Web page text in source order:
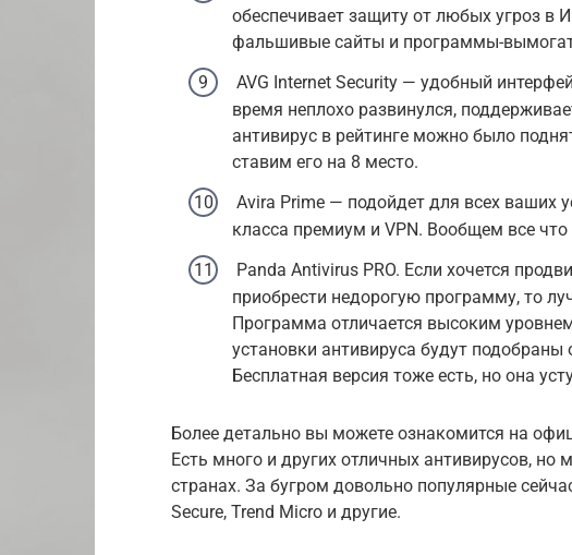
обеспечивает защиту от любых угроз в
фальшивые сайты и программы-
AVG Internet Security — удобный
время неплохо развинулся,
антивирус в рейтинге можно было
ставим его на 8 место.
Avira Prime — подойдет для всех ваших
класса премиум и VPN. Вообщем все
Panda Antivirus PRO. Если хочется
приобрести недорогую программу, то
Программа отличается высоким
установки антивируса будут
Бесплатная версия тоже есть, но она
Более детально вы можете ознакомится на
Есть много и других отличных антивирусов,
странах. За бугром довольно популярные
Secure, Trend Micro и другие.